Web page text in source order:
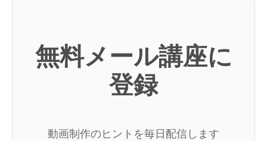
無料メール講座に
登録
動画制作のヒントを毎日配信します